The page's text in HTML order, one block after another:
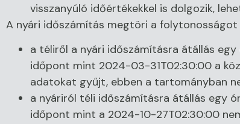
visszanyúló időértékekkel is dolgozik,
A nyári időszámítás megtöri a
a téliről a nyári időszámításra átállás
időpont mint 2024-03-31T02:30:00 a
adatokat gyűjt, ebben a tartományban
a nyáriról téli időszámításra átállás egy
időpont mint a 2024-10-27T02:30:00